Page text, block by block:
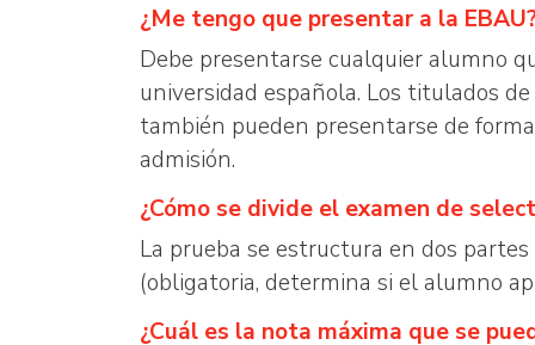
¿Me tengo que presentar a la
Debe presentarse cualquier alumno
universidad española. Los titulados
también pueden presentarse de
admisión.
¿Cómo se divide el examen de
La prueba se estructura en dos
(obligatoria, determina si el alumno
¿Cuál es la nota máxima que se